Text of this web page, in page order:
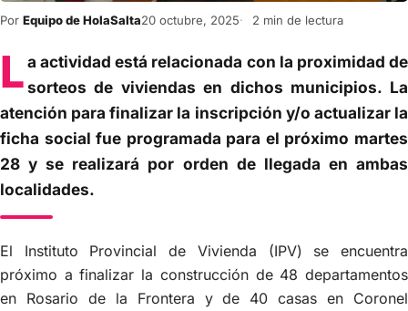
Por Equipo de HolaSalta20 octubre, 2025 2 min de lectura
La actividad está relacionada con la proximidad de
sorteos de viviendas en dichos municipios. La
atención para finalizar la inscripción y/o actualizar la
ficha social fue programada para el próximo martes
28 y se realizará por orden de llegada en ambas
localidades.
El Instituto Provincial de Vivienda (IPV) se encuentra
próximo a finalizar la construcción de 48 departamentos
en Rosario de la Frontera y de 40 casas en Coronel